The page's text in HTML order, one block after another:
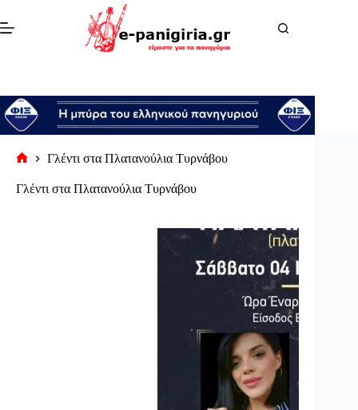
στο
περιεχόμενο
σελίδα
Γλέντι στα Πλατανούλια Τυρνάβου
Γλέντι στα Πλατανούλια Τυρνάβου